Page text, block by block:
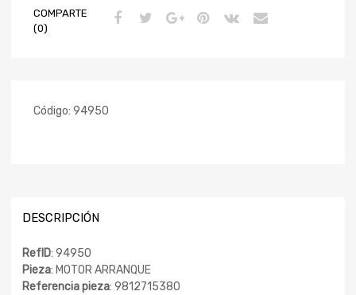
COMPARTE
(0)
Código: 94950
DESCRIPCIÓN
RefID: 94950
Pieza: MOTOR ARRANQUE
Referencia pieza: 9812715380